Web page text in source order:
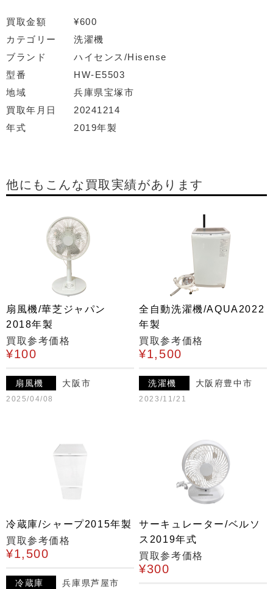
買取金額
¥600
カテゴリー
洗濯機
ブランド
ハイセンス/Hisense
型番
HW-E5503
地域
兵庫県宝塚市
買取年月日
20241214
年式
2019年製
他にもこんな買取実績があります
扇風機/華芝ジャパン
2018年製
買取参考価格
¥100
扇風機 大阪市
2025/04/08
全自動洗濯機/AQUA2022
年製
買取参考価格
¥1,500
洗濯機 大阪府豊中市
2023/11/21
冷蔵庫/シャープ2015年製
買取参考価格
¥1,500
冷蔵庫 兵庫県芦屋市
サーキュレーター/ベルソ
ス2019年式
買取参考価格
¥300